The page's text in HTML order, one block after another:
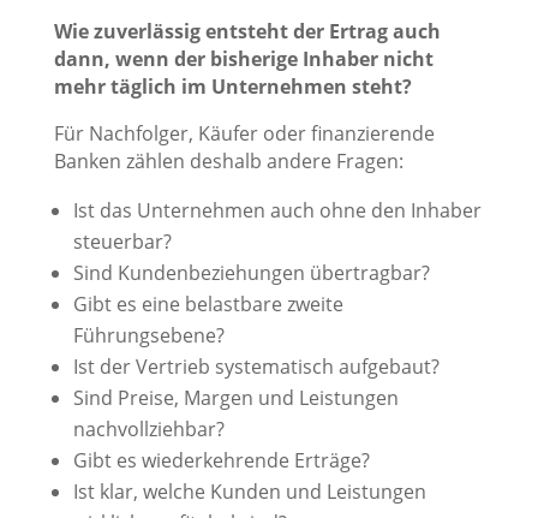
Wie zuverlässig entsteht der Ertrag auch
dann, wenn der bisherige Inhaber nicht
mehr täglich im Unternehmen steht?
Für Nachfolger, Käufer oder finanzierende
Banken zählen deshalb andere Fragen:
Ist das Unternehmen auch ohne den Inhaber
steuerbar?
Sind Kundenbeziehungen übertragbar?
Gibt es eine belastbare zweite
Führungsebene?
Ist der Vertrieb systematisch aufgebaut?
Sind Preise, Margen und Leistungen
nachvollziehbar?
Gibt es wiederkehrende Erträge?
Ist klar, welche Kunden und Leistungen